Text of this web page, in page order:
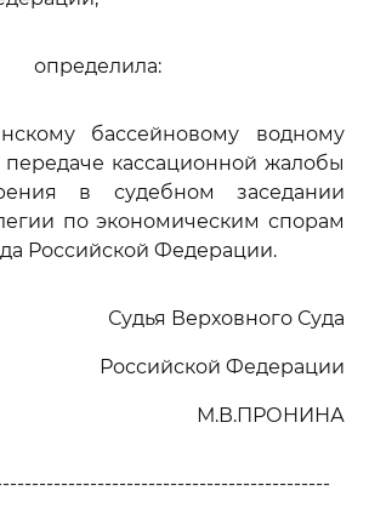
определила:
бассейновому водному
кассационной жалобы
в судебном заседании
по экономическим спорам
Российской Федерации.
Судья Верховного Суда
Российской Федерации
М.В.ПРОНИНА